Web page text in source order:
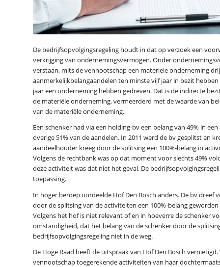
De bedrijfsopvolgingsregeling houdt in dat op verzoek een
verkrijging van ondernemingsvermogen. Onder
verstaan, mits de vennootschap een materiele onderneming
aanmerkelijkbelangaandelen ten minste vijf jaar in bezit
jaar een onderneming hebben gedreven. Dat is de indirecte
de materiële onderneming, vermeerderd met de waarde van
van de materiële onderneming.
Een schenker had via een holding-bv een belang van 49% in
overige 51% van de aandelen. In 2011 werd de bv gesplitst en
aandeelhouder kreeg door de splitsing een 100%-belang in
Volgens de rechtbank was op dat moment voor slechts 49%
deze activiteit was dat niet het geval. De
toepassing.
In hoger beroep oordeelde Hof Den Bosch anders. De bv
door de splitsing van de activiteiten een 100%-belang
Volgens het hof is niet relevant of en in hoeverre de schenker
omstandigheid, dat het belang van de schenker door de
bedrijfsopvolgingsregeling niet in de weg.
De Hoge Raad heeft de uitspraak van Hof Den Bosch
vennootschap toegerekende activiteiten van haar